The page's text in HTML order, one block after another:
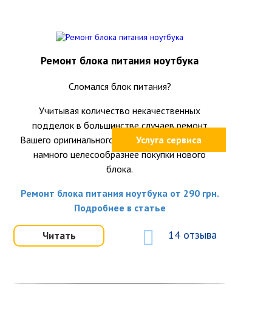
Услуга сервиса
Ремонт блока питания ноутбука
Сломался блок питания?
Учитывая количество некачественных
подделок в большинстве случаев ремонт
Вашего оригинального блока питания окажется
намного целесообразнее покупки нового
блока.
Ремонт блока питания ноутбука от 290 грн.
Подробнее в статье
Читать 14 отзыва